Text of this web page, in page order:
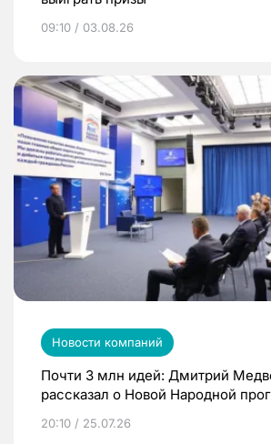
09:10 / 03.08.26
Новости компаний
Почти 3 млн идей: Дмитрий
рассказал о Новой Народной
20:10 / 25.07.26